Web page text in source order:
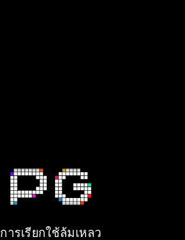
การเรียกใช้ล้มเหลว